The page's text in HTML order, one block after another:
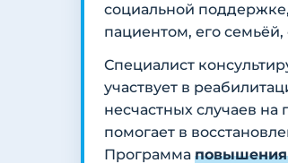
социальной поддержке,
пациентом, его
Специалист
участвует в
несчастных случаев
помогает в
Программа повышения